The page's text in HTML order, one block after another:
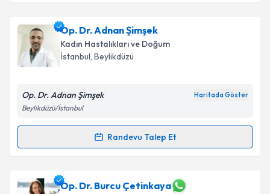
Op. Dr. Adnan Şimşek
Kadın Hastalıkları ve Doğum
İstanbul, Beylikdüzü
Op. Dr. Adnan Şimşek Haritada Göster
Beylikdüzü/İstanbul
Randevu Talep Et
Randevu Takvimi Talebi
Op. Dr. Adnan Şimşekiçin randevu takvimi talebi
Op. Dr. Burcu Çetinkaya